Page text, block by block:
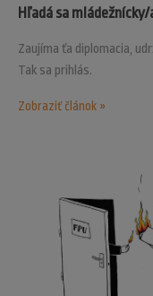
Hľadá sa
Zaujíma ťa diplomacia,
Tak sa prihlás.
Zobraziť článok »